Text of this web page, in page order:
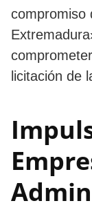
compromiso
licitación de